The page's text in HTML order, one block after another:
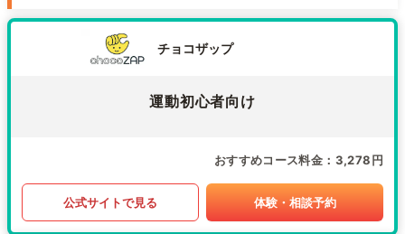
チョコザップ
運動初心者向け
おすすめコース料金 3,278円
公式サイトで見る 体験・相談予約